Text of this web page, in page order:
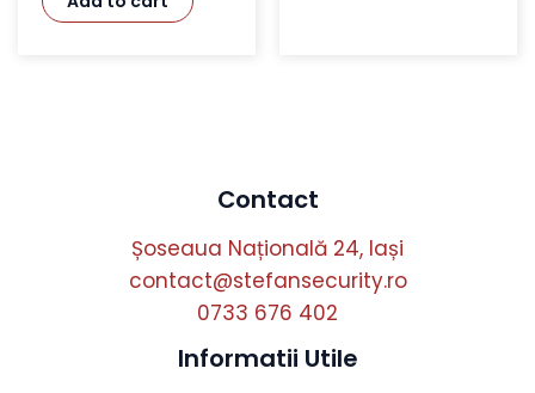
Contact
Șoseaua Națională 24, Iași
contact@stefansecurity.ro
0733 676 402
Informatii Utile